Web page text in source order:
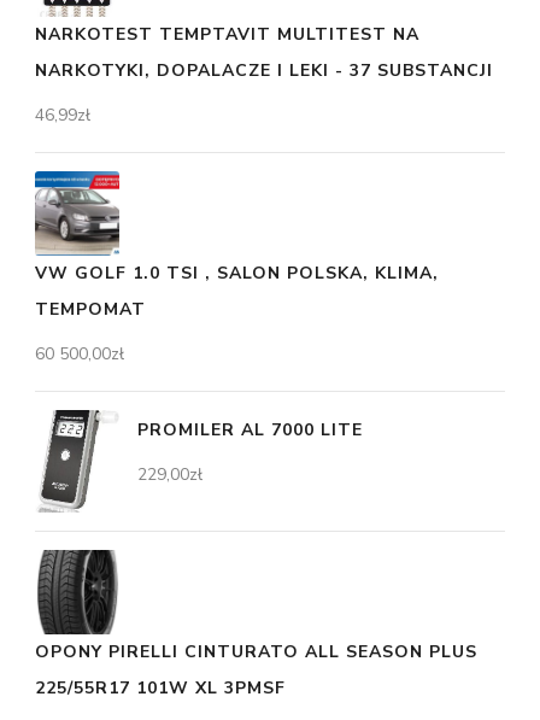
NARKOTEST TEMPTAVIT MULTITEST NA
NARKOTYKI, DOPALACZE I LEKI - 37 SUBSTANCJI
46,99zł
VW GOLF 1.0 TSI , SALON POLSKA, KLIMA,
TEMPOMAT
60 500,00zł
PROMILER AL 7000 LITE
229,00zł
OPONY PIRELLI CINTURATO ALL SEASON PLUS
225/55R17 101W XL 3PMSF